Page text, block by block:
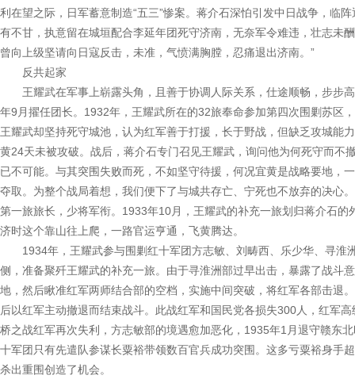
利在望之际，日军蓄意制造“五三”惨案。蒋介石深怕引发中日战争，临
有不甘，执意留在城垣配合李延年团死守济南，无奈军令难违，壮志未
曾向上级坚请向日寇反击，未准，气愤满胸膛，忍痛退出济南。”
反共起家
王耀武在军事上崭露头角，且善于协调人际关系，仕途顺畅，步步
年9月擢任团长。1932年，王耀武所在的32旅奉命参加第四次围剿苏区
王耀武却坚持死守城池，认为红军善于打援，长于野战，但缺乏攻城能
黄24天未被攻破。战后，蒋介石专门召见王耀武，询问他为何死守而不
已不可能。与其突围失败而死，不如坚守待援，何况宜黄是战略要地，
夺取。为整个战局着想，我们便下了与城共存亡、宁死也不放弃的决心
第一旅旅长，少将军衔。1933年10月，王耀武的补充一旅划归蒋介石
济时这个靠山往上爬，一路官运亨通，飞黄腾达。
1934年，王耀武参与围剿红十军团方志敏、刘畴西、乐少华、寻淮
侧，准备聚歼王耀武的补充一旅。由于寻淮洲部过早出击，暴露了战斗
地，然后瞅准红军两师结合部的空档，实施中间突破，将红军各部击退
后以红军主动撤退而结束战斗。此战红军和国民党各损失300人，红军
桥之战红军再次失利，方志敏部的境遇愈加恶化，1935年1月退守赣东
十军团只有先遣队参谋长粟裕带领数百官兵成功突围。这多亏粟裕身手
杀出重围创造了机会。